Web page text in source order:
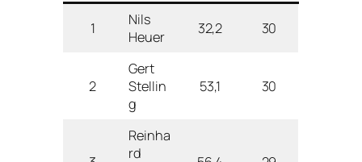
1
Nils
Heuer
32,2 30
2
Gert
Stellin
g
53,1 30
Reinha
rd